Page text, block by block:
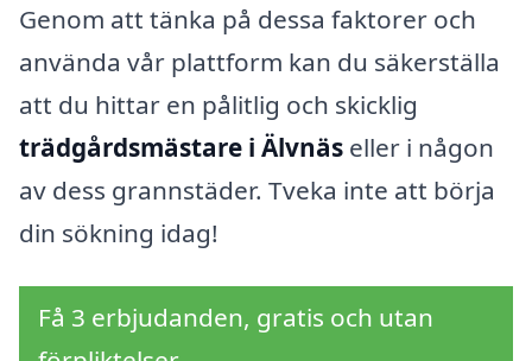
Genom att tänka på dessa faktorer och
använda vår plattform kan du säkerställa
att du hittar en pålitlig och skicklig
trädgårdsmästare i Älvnäs eller i någon
av dess grannstäder. Tveka inte att börja
din sökning idag!
Få 3 erbjudanden, gratis och utan